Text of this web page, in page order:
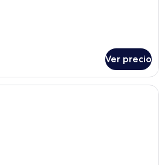
Ver precio
Una habitación de hotel con cama,